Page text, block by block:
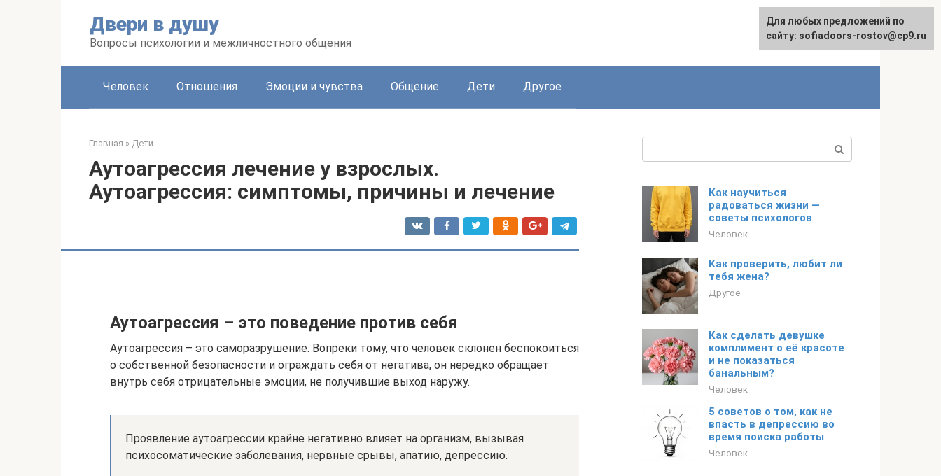
Двери в душу
Вопросы психологии и межличностного общения
Человек Отношения Эмоции и чувства Общение Дети Другое
Главная » Дети
Аутоагрессия лечение у взрослых.
Аутоагрессия: симптомы, причины и лечение
Аутоагрессия – это поведение против себя
Аутоагрессия – это саморазрушение. Вопреки тому, что человек склонен беспокоиться
о собственной безопасности и ограждать себя от негатива, он нередко обращает
внутрь себя отрицательные эмоции, не получившие выход наружу.
Проявление аутоагрессии крайне негативно влияет на организм, вызывая
психосоматические заболевания, нервные срывы, апатию, депрессию.
Как научиться
радоваться жизни —
советы психологов
Человек
Как проверить, любит ли
тебя жена?
Другое
Как сделать девушке
комплимент о её красоте
и не показаться
банальным?
Человек
5 советов о том, как не
впасть в депрессию во
время поиска работы
Человек
Для любых предложений по
сайту: sofiadoors-rostov@cp9.ru